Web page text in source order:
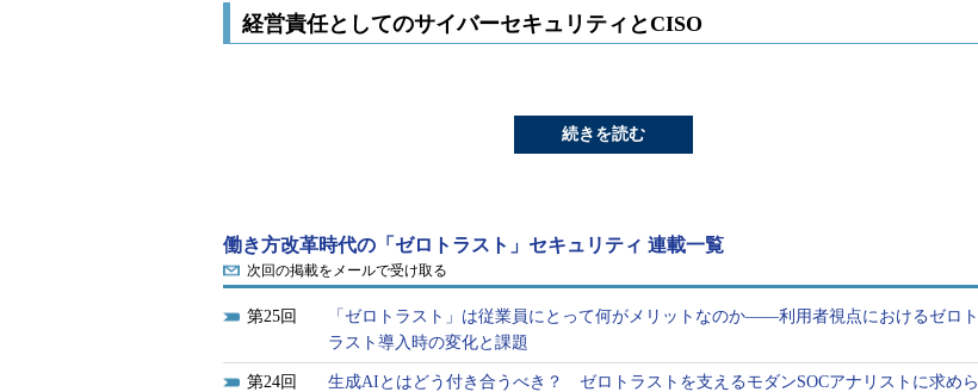
経営責任としてのサイバーセキュリティとCISO
続きを読む
働き方改革時代の「ゼロトラスト」セキュリティ 連載一覧
次回の掲載をメールで受け取る
25
「ゼロトラスト」は従業員にとって何がメリットなのか――利用者視点におけるゼロト
ラスト導入時の変化と課題
24
生成AIとはどう付き合うべき？ ゼロトラストを支えるモダンSOCアナリストに求めら